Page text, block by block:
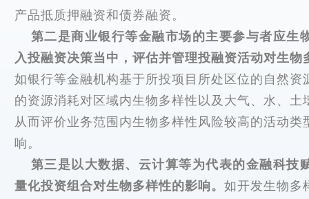
产品抵质押融资和债券融资。
第二是商业银行等金融市场的主要参与者应生
入投融资决策当中，评估并管理投融资活动对生物
如银行等金融机构基于所投项目所处区位的自然资
的资源消耗对区域内生物多样性以及大气、水、土
从而评价业务范围内生物多样性风险较高的活动类
响。
第三是以大数据、云计算等为代表的金融科技
量化投资组合对生物多样性的影响。 如开发生物多